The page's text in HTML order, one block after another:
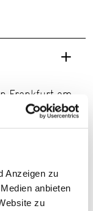
Anzeigen zu
anbieten
zu
Frankfurt am